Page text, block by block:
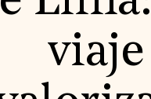
Fund/Knoll
TRAVEL
viaje